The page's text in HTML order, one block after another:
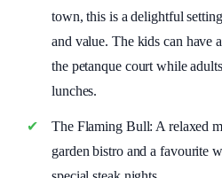
town, this is a delightful
and value. The kids can have
the petanque court while
lunches.
The Flaming Bull: A relaxed
garden bistro and a favourite